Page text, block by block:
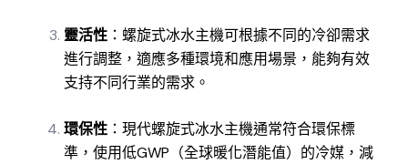
靈活性 ：螺旋式冰水主機可根據不同的冷卻需求
進行調整，適應多種環境和應用場景，能夠有效
支持不同行業的需求。
環保性 ：現代螺旋式冰水主機通常符合環保標
準，使用低GWP（全球暖化潛能值）的冷媒，減